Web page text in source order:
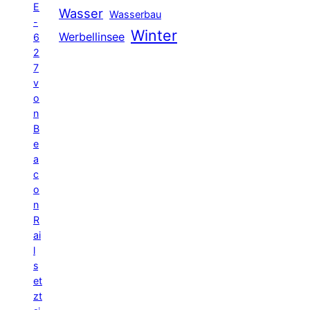
E
-
6
2
7
v
o
n
B
e
a
c
o
n
R
ai
l
s
et
zt
Wasser Wasserbau
Werbellinsee Winter